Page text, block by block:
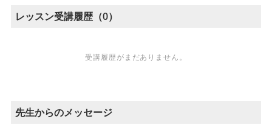
レッスン受講履歴（0）
受講履歴がまだありません。
先生からのメッセージ